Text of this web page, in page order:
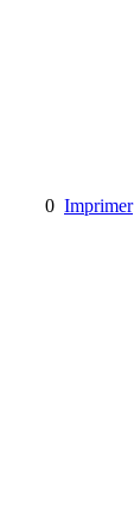
0 Imprimer